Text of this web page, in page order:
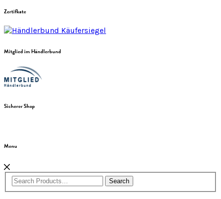
Zertifkate
Mitglied im Händlerbund
Sicherer Shop
Menu
Search